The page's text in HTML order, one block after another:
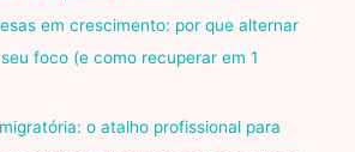
em crescimento: por que alternar
foco (e como recuperar em 1
o atalho profissional para